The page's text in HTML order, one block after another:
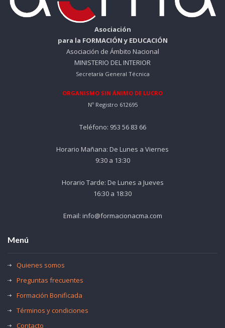
Asociación
para la FORMACIÓN y EDUCACIÓN
Asociación de Ámbito Nacional
MINISTERIO DEL INTERIOR
Secretaría General Técnica
ORGANISMO SIN ÁNIMO DE LUCRO
Nº Registro 612695
Teléfono: 953 56 83 66
Horario Mañana: De Lunes a Viernes
9:30 a 13:30
Horario Tarde: De Lunes a Jueves
16:30 a 18:30
Email: info@formacionacma.com
Menú
Quienes somos
Preguntas frecuentes
Formación Bonificada
Términos y condiciones
Contacto